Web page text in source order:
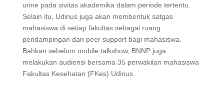
urine pada sivitas akademika dalam periode tertentu.
Selain itu, Udinus juga akan membentuk satgas
mahasiswa di setiap fakultas sebagai ruang
pendampingan dan peer support bagi mahasiswa.
Bahkan sebelum mobile talkshow, BNNP juga
melakukan audiensi bersama 35 perwakilan mahasiswa
Fakultas Kesehatan (FKes) Udinus.